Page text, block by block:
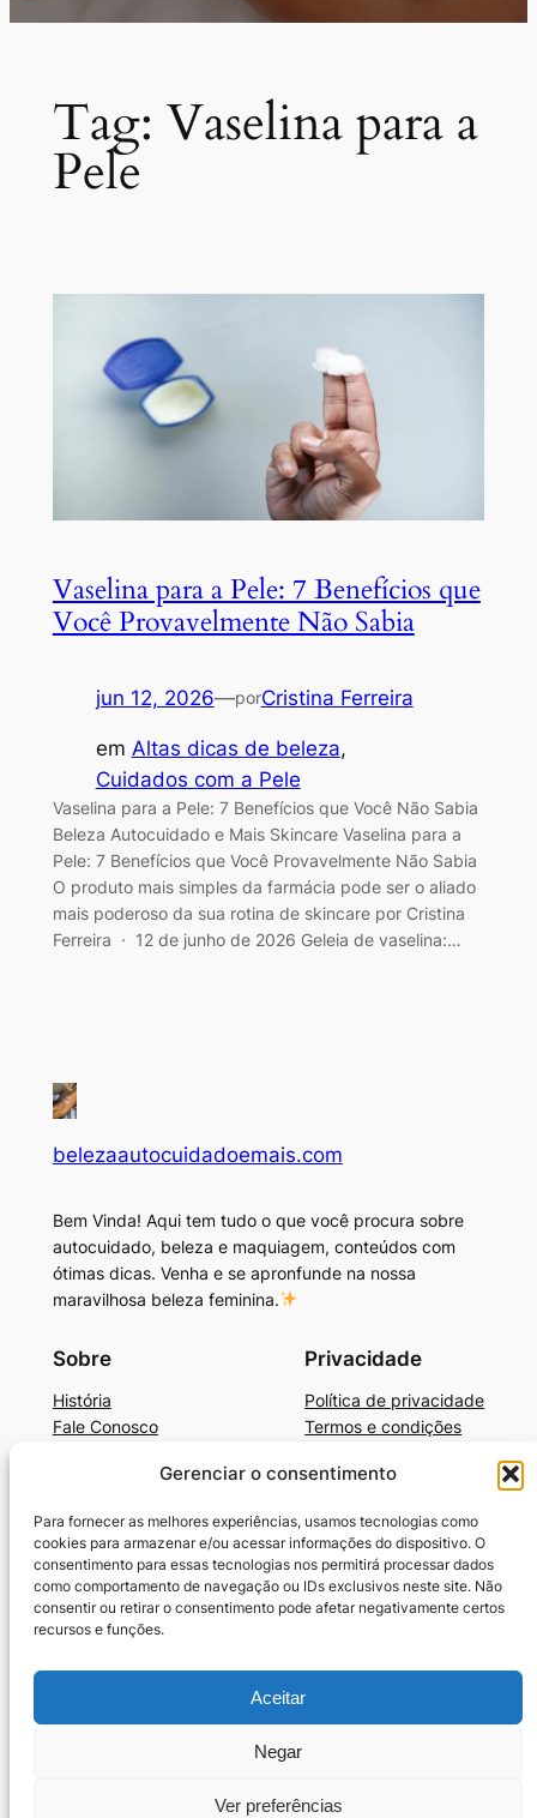
Gerenciar o consentimento
Para fornecer as melhores experiências, usamos tecnologias como
cookies para armazenar e/ou acessar informações do dispositivo. O
consentimento para essas tecnologias nos permitirá processar dados
como comportamento de navegação ou IDs exclusivos neste site. Não
consentir ou retirar o consentimento pode afetar negativamente certos
recursos e funções.
Aceitar
Negar
Ver preferências
Tag: Vaselina para a
Pele
Vaselina para a Pele: 7 Benefícios que
Você Provavelmente Não Sabia
jun 12, 2026—porCristina Ferreira
em Altas dicas de beleza
Cuidados com a Pele
Vaselina para a Pele: 7 Benefícios que Você Não Sabia
Beleza Autocuidado e Mais Skincare Vaselina para a
Pele: 7 Benefícios que Você Provavelmente Não Sabia
O produto mais simples da farmácia pode ser o aliado
mais poderoso da sua rotina de skincare por Cristina
Ferreira · 12 de junho de 2026 Geleia de vaselina:…
belezaautocuidadoemais.com
Bem Vinda! Aqui tem tudo o que você procura sobre
autocuidado, beleza e maquiagem, conteúdos com
ótimas dicas. Venha e se apronfunde na nossa
maravilhosa beleza feminina.
Sobre
História
Fale Conosco
Privacidade
Política de privacidade
Termos e condições
Beleza, Autocuidado e Mais
BelezaAutocuidadoE+Dicas de Produtos
Cronograma Capilar
SkinCare Prático e Barato
Guia-Unhas Americanas
Guia-Unhas Decoradas em Gel
Benefícios da Vaselina
10 Melhores Cremes para Cabelos Cacheados
Política de Cookies (BR)
WordPress